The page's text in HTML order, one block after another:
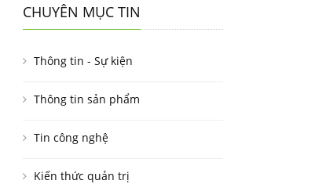
CHUYÊN MỤC TIN
Thông tin - Sự kiện
Thông tin sản phẩm
Tin công nghệ
Kiến thức quản trị